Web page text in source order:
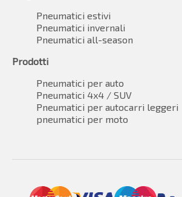
Pneumatici estivi
Pneumatici invernali
Pneumatici all-season
Prodotti
Pneumatici per auto
Pneumatici 4x4 / SUV
Pneumatici per autocarri leggeri
pneumatici per moto